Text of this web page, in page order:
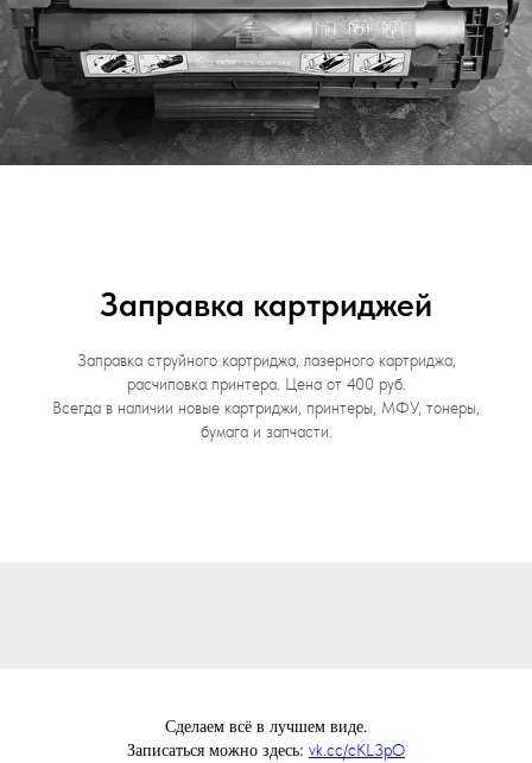
Заправка картриджей
Заправка струйного картриджа, лазерного картриджа,
расчиповка принтера. Цена от 400 руб.
Всегда в наличии новые картриджи, принтеры, МФУ, тонеры,
бумага и запчасти.
Сделаем всё в лучшем виде.
Записаться можно здесь: vk.cc/cKL3pO